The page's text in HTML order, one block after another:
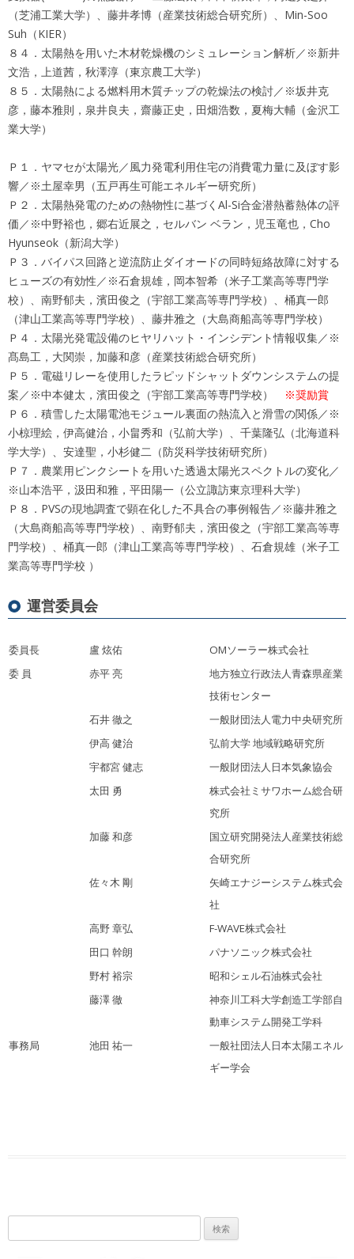
（芝浦工業大学）、藤井孝博（産業技術総合研究所）、Min-Soo
Suh（KIER）
８４．太陽熱を用いた木材乾燥機のシミュレーション解析／※新井
文浩，上道茜，秋澤淳（東京農工大学）
８５．太陽熱による燃料用木質チップの乾燥法の検討／※坂井克
彦，藤本雅則，泉井良夫，齋藤正史，田畑浩数，夏梅大輔（金沢工
業大学）
Ｐ１．ヤマセが太陽光／風力発電利用住宅の消費電力量に及ぼす影
響／※土屋幸男（五戸再生可能エネルギー研究所）
Ｐ２．太陽熱発電のための熱物性に基づくAl-Si合金潜熱蓄熱体の評
価／※中野裕也，郷右近展之，セルバン ベラン，児玉竜也，Cho
Hyunseok（新潟大学）
Ｐ３．バイパス回路と逆流防止ダイオードの同時短絡故障に対する
ヒューズの有効性／※石倉規雄，岡本智希（米子工業高等専門学
校）、南野郁夫，濱田俊之（宇部工業高等専門学校）、桶真一郎
（津山工業高等専門学校）、藤井雅之（大島商船高等専門学校）
Ｐ４．太陽光発電設備のヒヤリハット・インシデント情報収集／※
髙島工，大関崇，加藤和彦（産業技術総合研究所）
Ｐ５．電磁リレーを使用したラピッドシャットダウンシステムの提
案／※中本健太，濱田俊之（宇部工業高等専門学校）
※奨励賞
Ｐ６．積雪した太陽電池モジュール裏面の熱流入と滑雪の関係／※
小椋理絵，伊高健治，小畠秀和（弘前大学）、千葉隆弘（北海道科
学大学）、安達聖，小杉健二（防災科学技術研究所）
Ｐ７．農業用ピンクシートを用いた透過太陽光スペクトルの変化／
※山本浩平，汲田和雅，平田陽一（公立諏訪東京理科大学）
Ｐ８．PVSの現地調査で顕在化した不具合の事例報告／※藤井雅之
（大島商船高等専門学校）、南野郁夫，濱田俊之（宇部工業高等専
門学校）、桶真一郎（津山工業高等専門学校）、石倉規雄（米子工
業高等専門学校 ）
運営委員会
委員長 盧 炫佑
OMソーラー株式会社
委 員
赤平 亮
地方独立行政法人青森県産業
技術センター
石井 徹之
一般財団法人電力中央研究所
伊高 健治
弘前大学 地域戦略研究所
宇都宮 健志
一般財団法人日本気象協会
太田 勇
株式会社ミサワホーム総合研
究所
加藤 和彦
国立研究開発法人産業技術総
合研究所
佐々木 剛
矢崎エナジーシステム株式会
社
高野 章弘
F-WAVE株式会社
田口 幹朗
パナソニック株式会社
野村 裕宗
昭和シェル石油株式会社
藤澤 徹
神奈川工科大学創造工学部自
動車システム開発工学科
事務局
池田 祐一
一般社団法人日本太陽エネル
ギー学会
索: